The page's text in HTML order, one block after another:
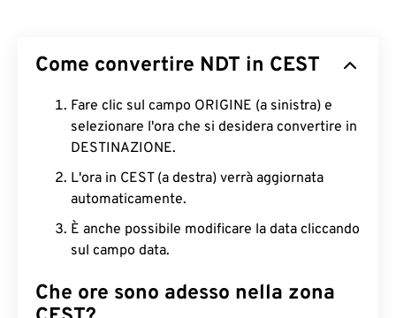
Come convertire NDT in CEST
Fare clic sul campo ORIGINE (a sinistra) e
selezionare l'ora che si desidera convertire in
DESTINAZIONE.
L'ora in CEST (a destra) verrà aggiornata
automaticamente.
È anche possibile modificare la data cliccando
sul campo data.
Che ore sono adesso nella zona